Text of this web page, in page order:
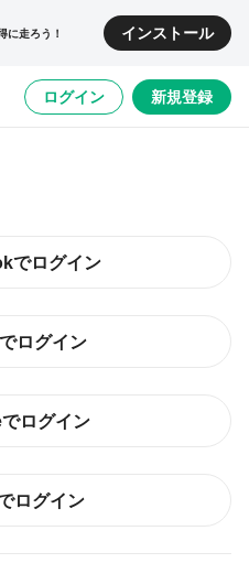
に走ろう！ インストール
ログイン 新規登録
でログイン
ログイン
ログイン
ログイン